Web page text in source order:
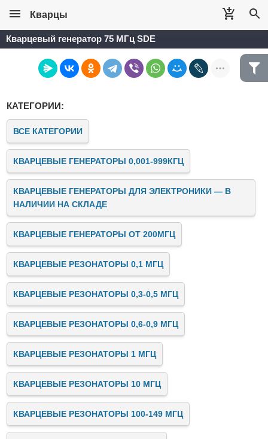
Кварцы
Кварцевый генератор 75 МГц SDE
КАТЕГОРИИ:
ВСЕ КАТЕГОРИИ
КВАРЦЕВЫЕ ГЕНЕРАТОРЫ 0,001-999КГЦ
КВАРЦЕВЫЕ ГЕНЕРАТОРЫ ДЛЯ ЭЛЕКТРОНИКИ — В
НАЛИЧИИ НА СКЛАДЕ
КВАРЦЕВЫЕ ГЕНЕРАТОРЫ ОТ 200МГЦ
КВАРЦЕВЫЕ РЕЗОНАТОРЫ 0,1 МГЦ
КВАРЦЕВЫЕ РЕЗОНАТОРЫ 0,3-0,5 МГЦ
КВАРЦЕВЫЕ РЕЗОНАТОРЫ 0,6-0,9 МГЦ
КВАРЦЕВЫЕ РЕЗОНАТОРЫ 1 МГЦ
КВАРЦЕВЫЕ РЕЗОНАТОРЫ 10 МГЦ
КВАРЦЕВЫЕ РЕЗОНАТОРЫ 100-149 МГЦ